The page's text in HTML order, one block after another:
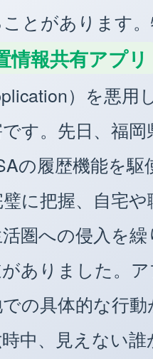
とがあります
情報共有アプリ
）を悪用
す。先日、福
の履歴機能を
に把握、自宅
圏への侵入を
ありました。
の具体的な行
中、見えない